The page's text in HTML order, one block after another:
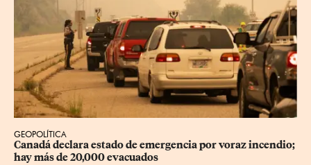
GEOPOLÍTICA
Canadá declara estado de emergencia por voraz incendio;
hay más de 20,000 evacuados